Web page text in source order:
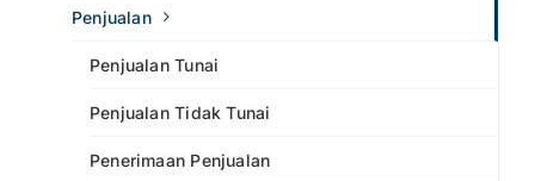
Penjualan
Penjualan Tunai
Penjualan Tidak Tunai
Penerimaan Penjualan